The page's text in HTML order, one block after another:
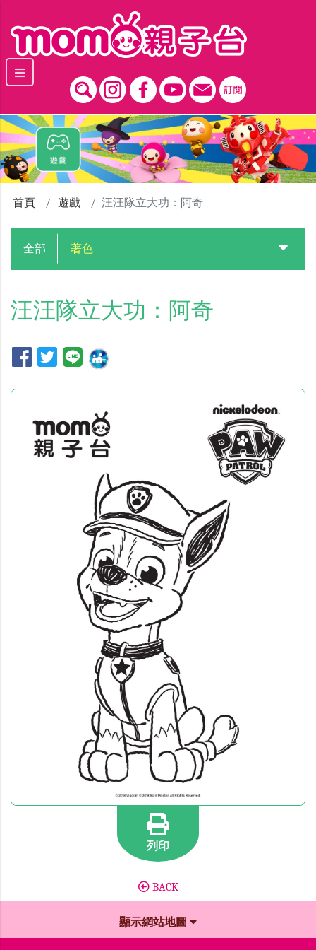
首頁 遊戲 汪汪隊立大功：阿奇
全部 著色
汪汪隊立大功：阿奇
列印
BACK
顯示網站地圖